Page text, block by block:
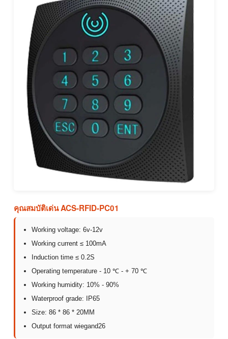
คุณสมบัติเด่น ACS-RFID-PC01
Working voltage: 6v-12v
Working current ≤ 100mA
Induction time ≤ 0.2S
Operating temperature - 10 ℃ - + 70 ℃
Working humidity: 10% - 90%
Waterproof grade: IP65
Size: 86 * 86 * 20MM
Output format wiegand26